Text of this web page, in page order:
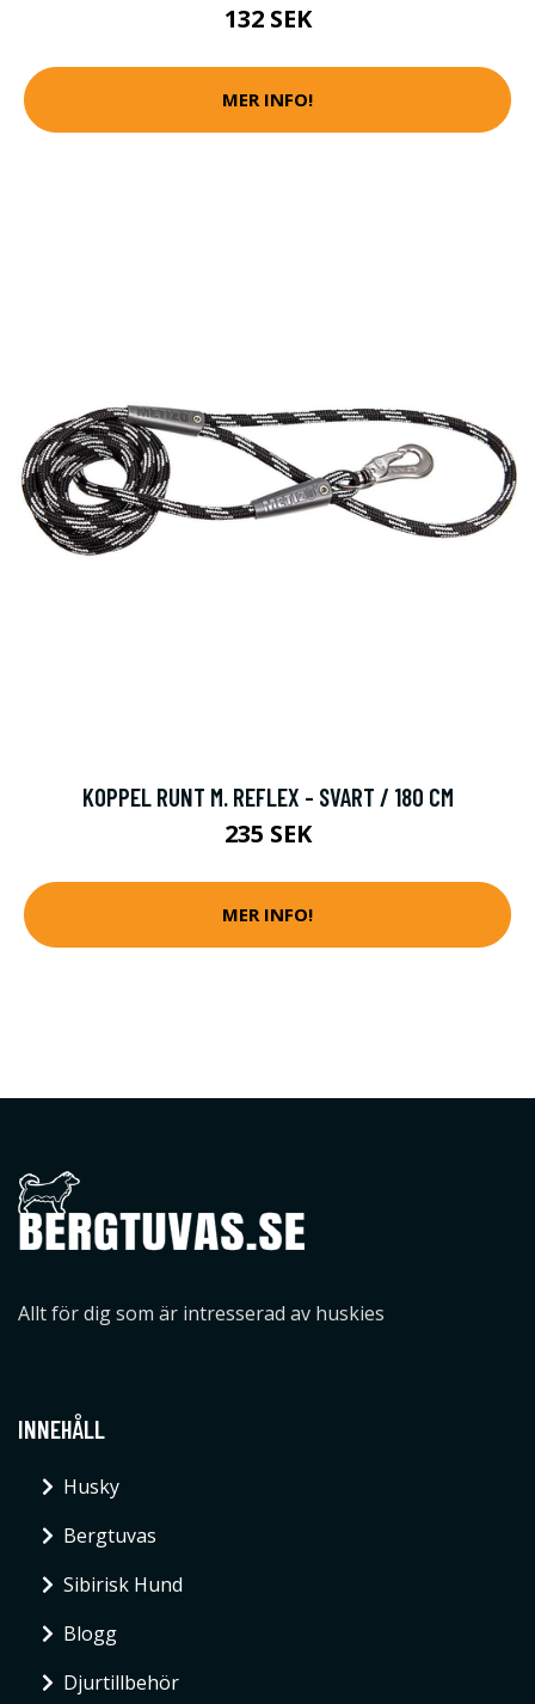
132 SEK
MER INFO!
KOPPEL RUNT M. REFLEX - SVART / 180 CM
235 SEK
MER INFO!
Allt för dig som är intresserad av huskies
INNEHÅLL
Husky
Bergtuvas
Sibirisk Hund
Blogg
Djurtillbehör